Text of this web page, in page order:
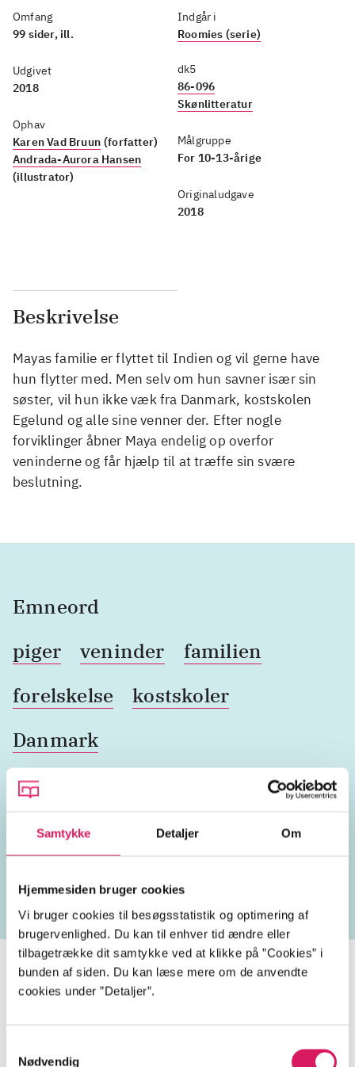
Samtykke Detaljer Om
Hjemmesiden bruger cookies
Vi bruger cookies til besøgsstatistik og optimering af
brugervenlighed. Du kan til enhver tid ændre eller
tilbagetrække dit samtykke ved at klikke på ”Cookies” i
bunden af siden. Du kan læse mere om de anvendte
cookies under ”Detaljer”.
Nødvendig
Omfang
99 sider, ill.
Udgivet
2018
Ophav
Karen Vad Bruun (forfatter)
Andrada-Aurora Hansen
(illustrator)
Indgår i
Roomies (serie)
dk5
86-096
Skønlitteratur
Målgruppe
For 10-13-årige
Originaludgave
2018
Beskrivelse
Mayas familie er flyttet til Indien og vil gerne have
hun flytter med. Men selv om hun savner især sin
søster, vil hun ikke væk fra Danmark, kostskolen
Egelund og alle sine venner der. Efter nogle
forviklinger åbner Maya endelig op overfor
veninderne og får hjælp til at træffe sin svære
beslutning.
Emneord
piger
veninder
familien
forelskelse
kostskoler
Danmark
Lignende emneord